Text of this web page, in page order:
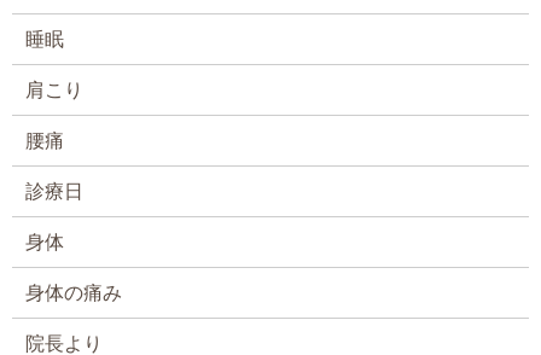
睡眠
肩こり
腰痛
診療日
身体
身体の痛み
院長より